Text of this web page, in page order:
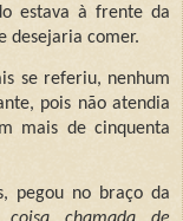
estava à frente da
desejaria comer.
se referiu, nenhum
pois não atendia
mais de cinquenta
pegou no braço da